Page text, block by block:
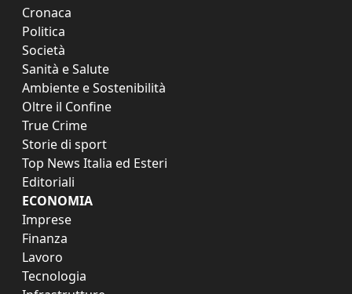
Cronaca
Politica
Società
Sanità e Salute
Ambiente e Sostenibilità
Oltre il Confine
True Crime
Storie di sport
Top News Italia ed Esteri
Editoriali
ECONOMIA
Imprese
Finanza
Lavoro
Tecnologia